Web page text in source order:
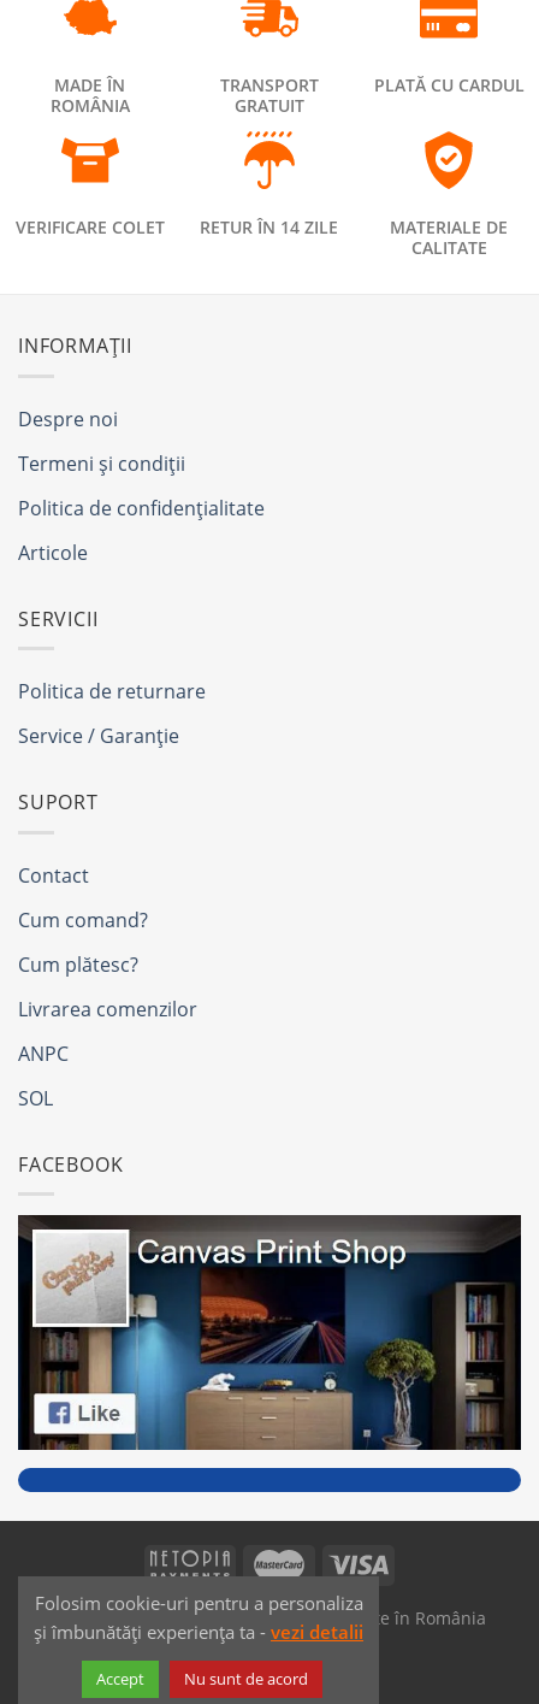
MADE ÎN
ROMÂNIA
TRANSPORT
GRATUIT
PLATĂ CU CARDUL
VERIFICARE COLET RETUR ÎN 14 ZILE
MATERIALE DE
CALITATE
INFORMAȚII
Despre noi
Termeni și condiții
Politica de confidențialitate
Articole
SERVICII
Politica de returnare
Service / Garanție
SUPORT
Contact
Cum comand?
Cum plătesc?
Livrarea comenzilor
ANPC
SOL
FACEBOOK
SAIKO MEDIA & SIGNS - Produse fabricate în România
Dezvoltat deJPG MEDIA
Folosim cookie-uri pentru a personaliza
și îmbunătăți experiența ta - vezi detalii
Accept Nu sunt de acord